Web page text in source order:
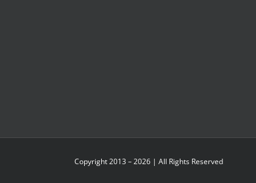
Copyright 2013 – 2026 | All Rights Reserved